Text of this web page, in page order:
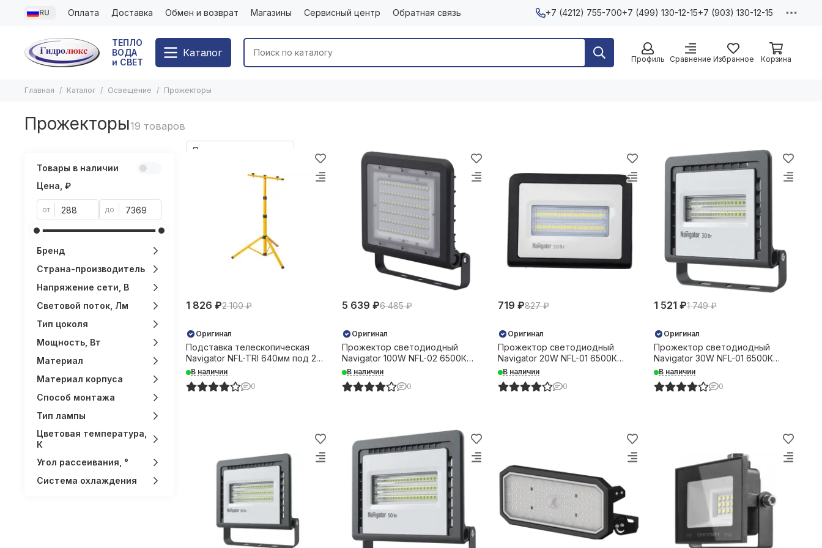
RU Оплата Доставка Обмен и возврат Магазины Сервисный центр Обратная связь +7 (4212) 755-700+7 (499) 130-12-15+7 (903) 130-12-15
ТЕПЛО
ВОДА
и СВЕТ
Каталог
Профиль Сравнение Избранное Корзина
Главная Каталог Освещение Прожекторы
Прожекторы
1 826 ₽2 100 ₽
Оригинал
Подставка телескопическая
Navigator NFL-TRI 640мм под 2
прожектора 30742
В наличии
0
5 639 ₽6 485 ₽
Оригинал
Прожектор светодиодный
Navigator 100W NFL-02 6500К
14200Лм IP65 черный 37225
В наличии
0
719 ₽827 ₽
Оригинал
Прожектор светодиодный
Navigator 20W NFL-01 6500К
1700Лм IP65 черный 32611
В наличии
0
1 521 ₽1 749 ₽
Оригинал
Прожектор светодиодный
Navigator 30W NFL-01 6500К
2400Лм IP65 черный 31345
В наличии
0
Товары в наличии
Цена, ₽
от до
Бренд
Страна-производитель
Напряжение сети, В
Световой поток, Лм
Тип цоколя
Мощность, Вт
Материал
Материал корпуса
Способ монтажа
Тип лампы
Цветовая температура,
К
Угол рассеивания, °
Система охлаждения